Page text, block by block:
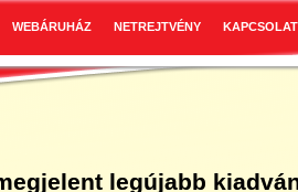
WEBÁRUHÁZ NETREJTVÉNY KAPCSOLAT
legújabb